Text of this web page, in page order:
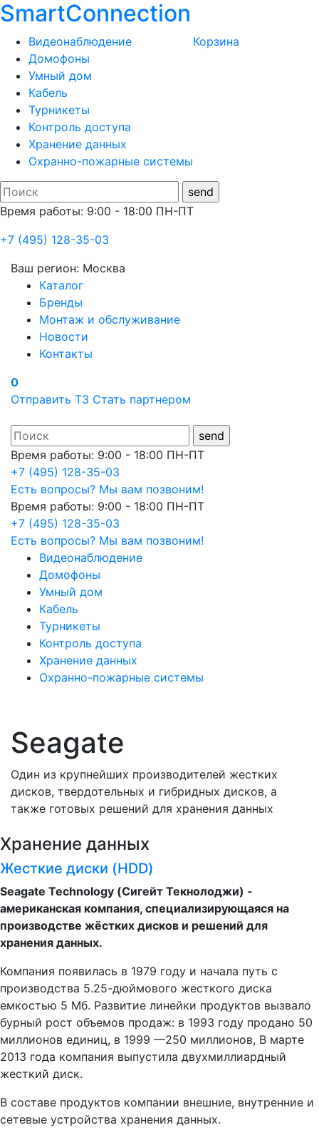
SmartConnection
Видеонаблюдение
Домофоны
Умный дом
Кабель
Турникеты
Контроль доступа
Хранение данных
Охранно-пожарные системы
Корзина
Время работы: 9:00 - 18:00 ПН-ПТ
+7 (495) 128-35-03
Ваш регион: Москва
Каталог
Бренды
Монтаж и обслуживание
Новости
Контакты
0
Отправить ТЗ Стать партнером
Время работы: 9:00 - 18:00 ПН-ПТ
+7 (495) 128-35-03
Есть вопросы? Мы вам позвоним!
Время работы: 9:00 - 18:00 ПН-ПТ
+7 (495) 128-35-03
Есть вопросы? Мы вам позвоним!
Видеонаблюдение
Домофоны
Умный дом
Кабель
Турникеты
Контроль доступа
Хранение данных
Охранно-пожарные системы
Seagate
Один из крупнейших производителей жестких
дисков, твердотельных и гибридных дисков, а
также готовых решений для хранения данных
Хранение данных
Жесткие диски (HDD)
Seagate Technology (Сигейт Текнолоджи) -
американская компания, специализирующаяся на
производстве жёстких дисков и решений для
хранения данных.
Компания появилась в 1979 году и начала путь с
производства 5.25-дюймового жесткого диска
емкостью 5 Мб. Развитие линейки продуктов вызвало
бурный рост объемов продаж: в 1993 году продано 50
миллионов единиц, в 1999 —250 миллионов, В марте
2013 года компания выпустила двухмиллиардный
жесткий диск.
В составе продуктов компании внешние, внутренние и
сетевые устройства хранения данных.